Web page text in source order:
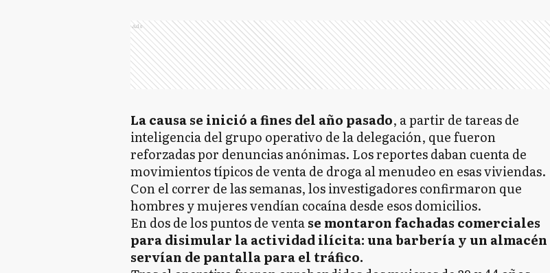
Ads
La causa se inició a fines del año pasado, a partir de tareas de
inteligencia del grupo operativo de la delegación, que fueron
reforzadas por denuncias anónimas. Los reportes daban cuenta de
movimientos típicos de venta de droga al menudeo en esas viviendas.
Con el correr de las semanas, los investigadores confirmaron que
hombres y mujeres vendían cocaína desde esos domicilios.
En dos de los puntos de ventase montaron fachadas comerciales
para disimular la actividad ilícita: una barbería y un almacén
servían de pantalla para el tráfico.